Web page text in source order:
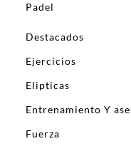
Padel
Destacados
Ejercicios
Elipticas
Entrenamiento Y
Fuerza